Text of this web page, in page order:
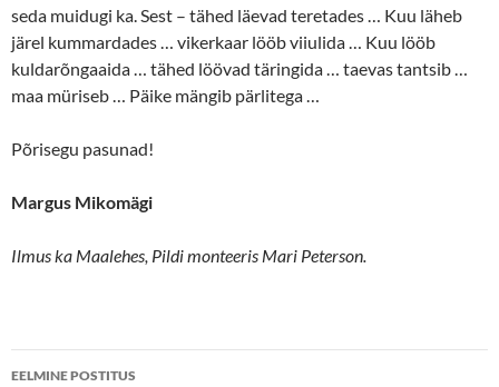
seda muidugi ka. Sest – tähed läevad teretades … Kuu läheb
järel kummardades … vikerkaar lööb viiulida … Kuu lööb
kuldarõngaaida … tähed löövad täringida … taevas tantsib …
maa müriseb … Päike mängib pärlitega …
Põrisegu pasunad!
Margus Mikomägi
Ilmus ka Maalehes, Pildi monteeris Mari Peterson.
Postituste
EELMINE POSTITUS